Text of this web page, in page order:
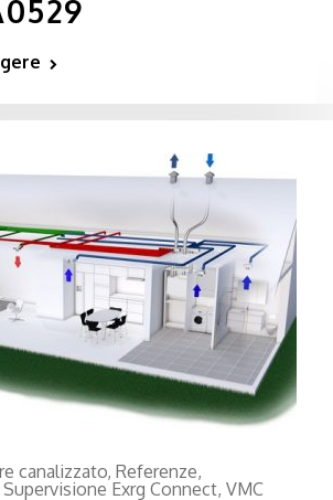
canalizzato, Referenze,
Supervisione Exrg Connect, VMC